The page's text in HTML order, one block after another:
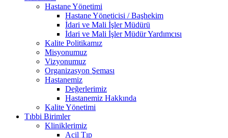
Hastane Yönetimi
Hastane Yöneticisi / Başhekim
İdari ve Mali İşler Müdürü
İdari ve Mali İşler Müdür Yardımcısı
Kalite Politikamız
Misyonumuz
Vizyonumuz
Organizasyon Şeması
Hastanemiz
Değerlerimiz
Hastanemiz Hakkında
Kalite Yönetimi
Tıbbi Birimler
Kliniklerimiz
Acil Tıp